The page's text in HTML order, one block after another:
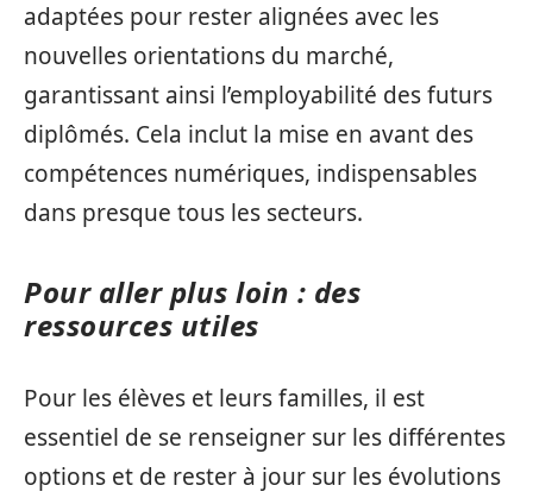
adaptées pour rester alignées avec les
nouvelles orientations du marché,
garantissant ainsi l’employabilité des futurs
diplômés. Cela inclut la mise en avant des
compétences numériques, indispensables
dans presque tous les secteurs.
Pour aller plus loin : des
ressources utiles
Pour les élèves et leurs familles, il est
essentiel de se renseigner sur les différentes
options et de rester à jour sur les évolutions